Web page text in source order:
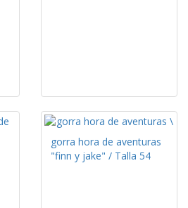
gorra hora de aventuras
"finn y jake" / Talla 54